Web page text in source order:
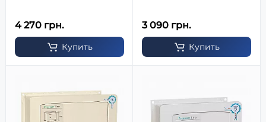
4 270 грн.
Купить
3 090 грн.
Купить